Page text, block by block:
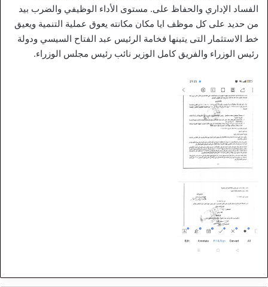
الفساد الإداري والحفاظ على. مستوى الأداء الوظيفي والضرب بيد
من حديد على كل موظف ايا مكان مكانته يعوق عملية التنمية ويعيق
خط الاستثمار التى يتبنها فخامة الرئيس عبد الفتاح السيسي ودولة
رئيس الوزراء والفريق كامل الوزير نائب رئيس مجلس الوزراء.